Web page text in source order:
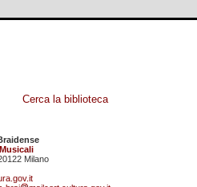
Cerca la biblioteca
Milano